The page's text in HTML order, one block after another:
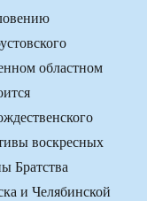
областном
воскресных
Братства
и Челябинской